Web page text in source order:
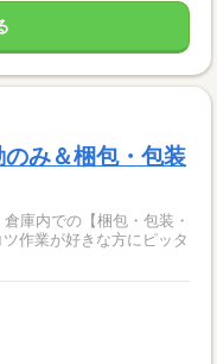
み＆梱包・包装
庫内での【梱包・包装・
作業が好きな方にピッタ